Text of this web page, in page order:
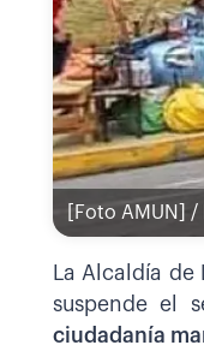
[Foto AMUN]
La Alcaldía
suspende el
ciudadanía